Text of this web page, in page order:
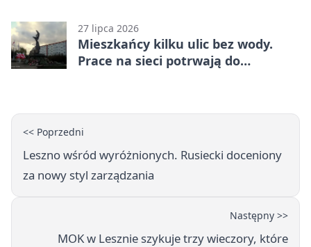
27 lipca 2026
Mieszkańcy kilku ulic bez wody.
Prace na sieci potrwają do
<< Poprzedni
Leszno wśród wyróżnionych. Rusiecki doceniony
za nowy styl zarządzania
Następny >>
MOK w Lesznie szykuje trzy wieczory, które